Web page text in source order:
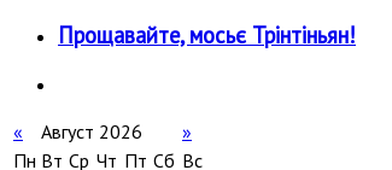
Прощавайте, мосьє Трінтіньян!
« Август 2026
»
Пн Вт Ср Чт Пт Сб Вс